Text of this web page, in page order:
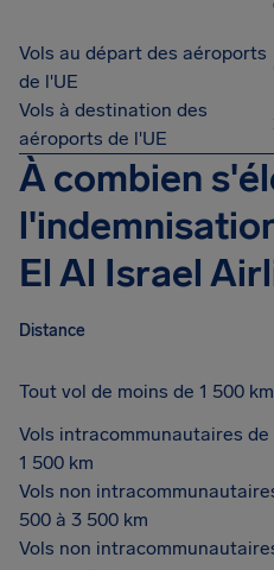
Vols au départ des aéroports
de l'UE
Vols à destination des
aéroports de l'UE
À combien
El Al Israel
Distance
Tout vol de moins de 1 500 km
Vols intracommunautaires de
1 500 km
Vols non
500 à 3 500 km
Vols non